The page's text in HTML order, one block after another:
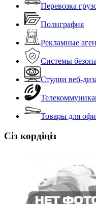
Перевозка
Полиграфия
Рекламные
Системы
Студии веб-
Товары для
Сіз көрдіңіз